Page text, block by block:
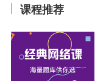
课程推荐